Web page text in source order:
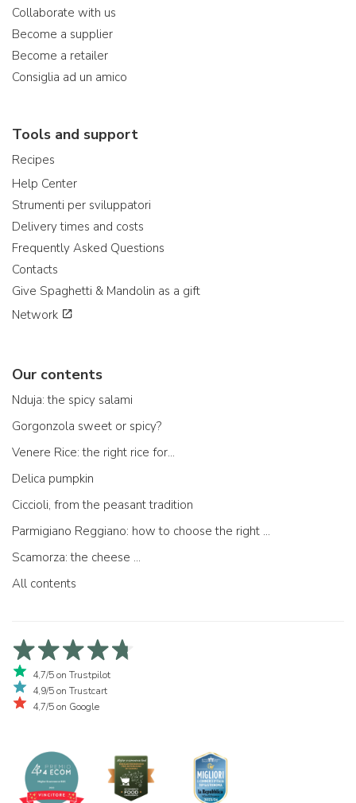
Collaborate with us
Become a supplier
Become a retailer
Consiglia ad un amico
Tools and support
Recipes
Help Center
Strumenti per sviluppatori
Delivery times and costs
Frequently Asked Questions
Contacts
Give Spaghetti & Mandolin as a gift
Network
Our contents
Nduja: the spicy salami
Gorgonzola sweet or spicy?
Venere Rice: the right rice for...
Delica pumpkin
Ciccioli, from the peasant tradition
Parmigiano Reggiano: how to choose the right one
Scamorza: the cheese ...
All contents
4,7/5 on Trustpilot
4,9/5 on Trustcart
4,7/5 on Google